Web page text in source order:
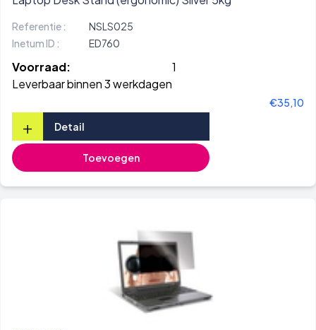
Referentie :
NSLS025
Inetum ID :
ED760
Voorraad:
1
Leverbaar binnen 3 werkdagen
€35,10
+ Detail
Toevoegen